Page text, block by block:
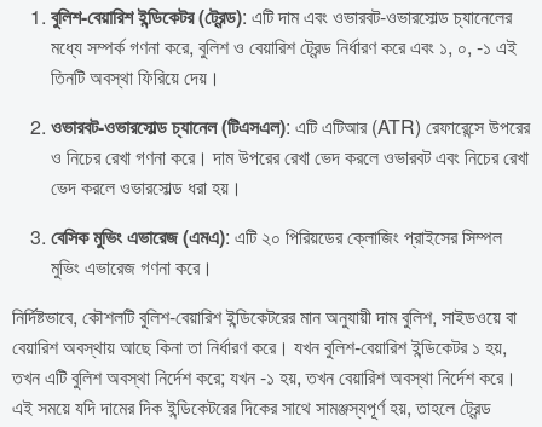
বুলিশ-বেয়ারিশ ইন্ডিকেটর (ট্রেন্ড): এটি দাম এবং ওভারবট-ওভারসোল্ড চ্যানেলের
মধ্যে সম্পর্ক গণনা করে, বুলিশ ও বেয়ারিশ ট্রেন্ড নির্ধারণ করে এবং ১, ০, -১ এই
তিনটি অবস্থা ফিরিয়ে দেয়।
ওভারবট-ওভারসোল্ড চ্যানেল (টিএসএল): এটি এটিআর (ATR) রেফারেন্সে উপরের
ও নিচের রেখা গণনা করে। দাম উপরের রেখা ভেদ করলে ওভারবট এবং নিচের রেখা
ভেদ করলে ওভারসোল্ড ধরা হয়।
বেসিক মুভিং এভারেজ (এমএ): এটি ২০ পিরিয়ডের ক্লোজিং প্রাইসের সিম্পল
মুভিং এভারেজ গণনা করে।
নির্দিষ্টভাবে, কৌশলটি বুলিশ-বেয়ারিশ ইন্ডিকেটরের মান অনুযায়ী দাম বুলিশ, সাইডওয়ে বা
বেয়ারিশ অবস্থায় আছে কিনা তা নির্ধারণ করে। যখন বুলিশ-বেয়ারিশ ইন্ডিকেটর ১ হয়,
তখন এটি বুলিশ অবস্থা নির্দেশ করে; যখন -১ হয়, তখন বেয়ারিশ অবস্থা নির্দেশ করে।
এই সময়ে যদি দামের দিক ইন্ডিকেটরের দিকের সাথে সামঞ্জস্যপূর্ণ হয়, তাহলে ট্রেন্ড